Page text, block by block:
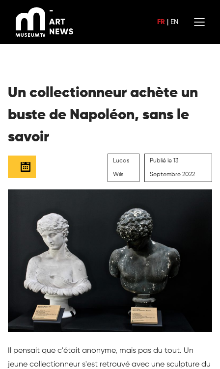
contenu
FR EN
Un collectionneur achète un
buste de Napoléon, sans le
savoir
Lucas
Wils
Publié le 13
Septembre 2022
Il pensait que c'était anonyme, mais pas du tout. Un
jeune collectionneur s'est retrouvé avec une sculpture du